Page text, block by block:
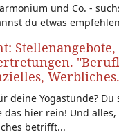
und Co. -
du etwas
Stellenangebote,
deine Yogastunde? Du
das hier rein! Und alles,
betrifft...